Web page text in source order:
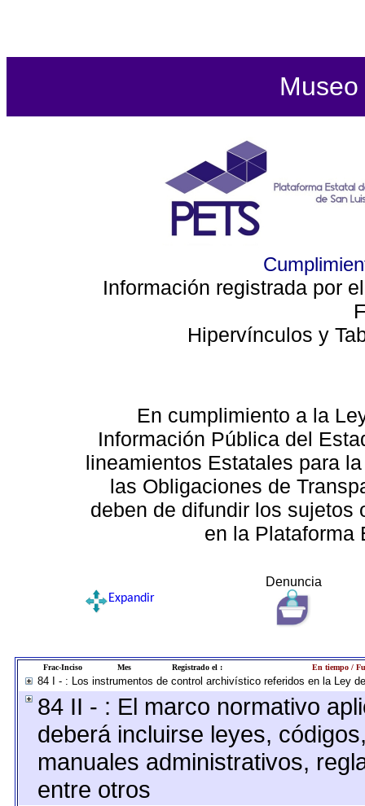
Información registrada por
Hipervínculos y
En cumplimiento a la
Información Pública del
lineamientos Estatales para
las Obligaciones de
deben de difundir los sujetos
en la Plataforma
Denuncia
Expandir
Frac-Inciso Mes Registrado el : En tiempo /
84 I - : Los instrumentos de control archivístico referidos en la Ley
84 II - : El marco normativo
deberá incluirse leyes,
manuales administrativos,
entre otros